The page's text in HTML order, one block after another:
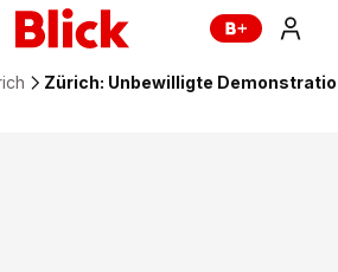
Zürich: Unbewilligte